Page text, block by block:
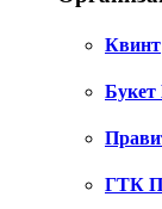
Квинт
ГТК